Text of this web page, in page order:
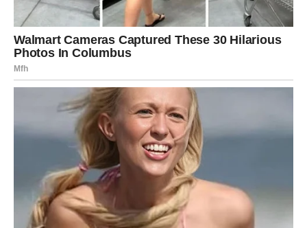
uči da kaže „ne“ bez krivice
bira mir umesto konflikta
I upravo tada dolazi poštovanje.
ZDRAVLJE I ENERGIJA – Srce i
duša traže mir
Emotivni stres može se odraziti na telo. Zato su odmor,
tišina, priroda i bliski ljudi ključni.
Slušajte intuiciju – ona vas vodi tačno tamo gde treba da